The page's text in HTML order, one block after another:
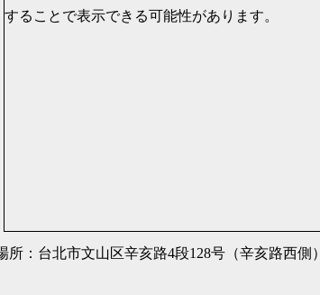
することで表示できる可能性があります。
所：台北市文山区辛亥路4段128号（辛亥路西側）